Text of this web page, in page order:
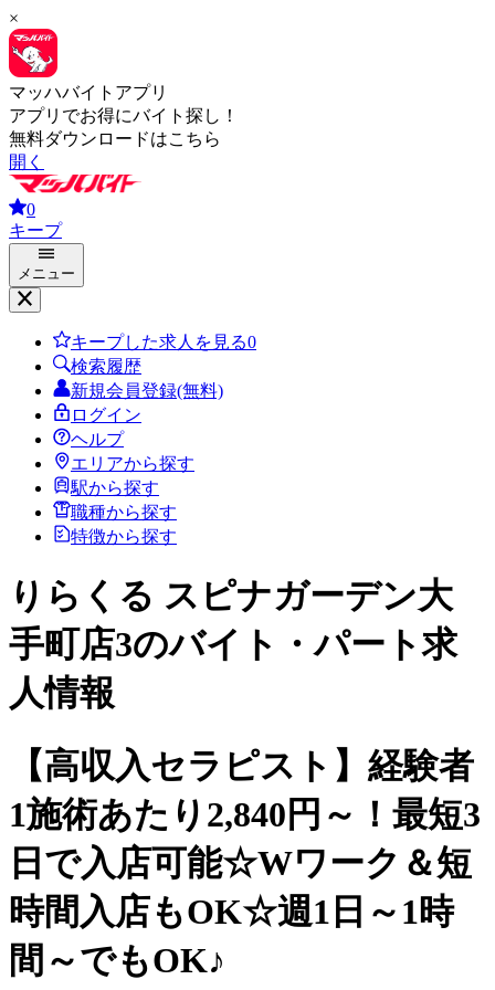
×
マッハバイトアプリ
アプリでお得にバイト探し！
無料ダウンロードはこちら
開く
0
キープ
メニュー
キープした求人を見る0
検索履歴
新規会員登録(無料)
ログイン
ヘルプ
エリアから探す
駅から探す
職種から探す
特徴から探す
りらくる スピナガーデン大
手町店3のバイト・パート求
人情報
【高収入セラピスト】経験者
1施術あたり2,840円～！最短3
日で入店可能☆Wワーク＆短
時間入店もOK☆週1日～1時
間～でもOK♪